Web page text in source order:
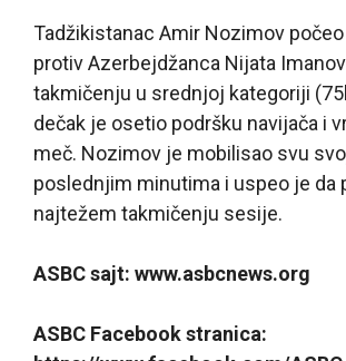
Tadžikistanac Amir Nozimov
protiv Azerbejdžanca Nijata
takmičenju u srednjoj kategoriji
dečak je osetio podršku navijača i
meč. Nozimov je mobilisao svu
poslednjim minutima i uspeo je da
najtežem takmičenju sesije.
ASBC sajt: www.asbcnews.org
ASBC Facebook stranica: